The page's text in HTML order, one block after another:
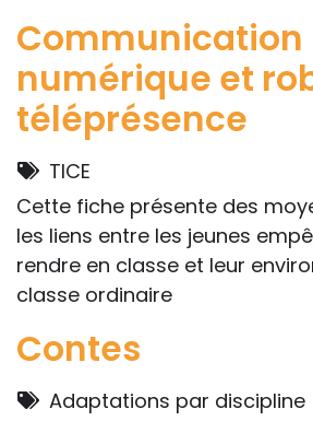
Communication
numérique et
téléprésence
TICE
Cette fiche présente des
les liens entre les jeunes
rendre en classe et leur
classe ordinaire
Contes
Adaptations par discipline